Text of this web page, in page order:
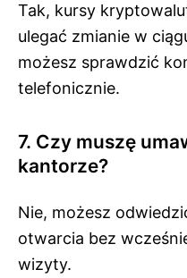
Tak, kursy
ulegać zmianie w
możesz sprawdzić
telefonicznie.
7. Czy muszę
kantorze?
Nie, możesz
otwarcia bez
wizyty.